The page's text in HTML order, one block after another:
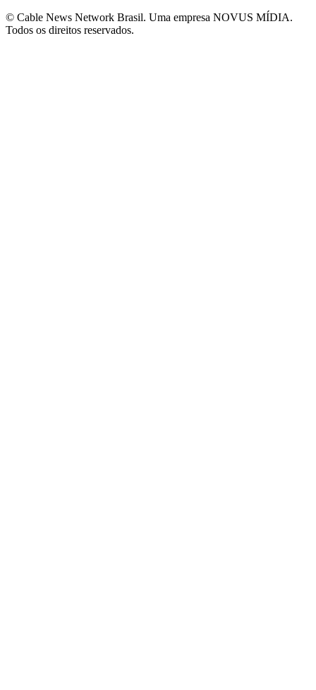
© Cable News Network Brasil. Uma empresa NOVUS MÍDIA.
Todos os direitos reservados.